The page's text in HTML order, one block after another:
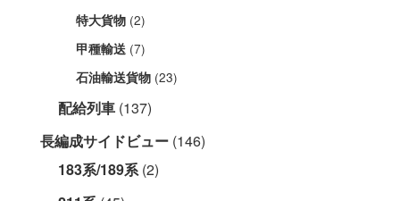
特大貨物 (2)
甲種輸送 (7)
石油輸送貨物 (23)
配給列車 (137)
長編成サイドビュー (146)
183系/189系(2)